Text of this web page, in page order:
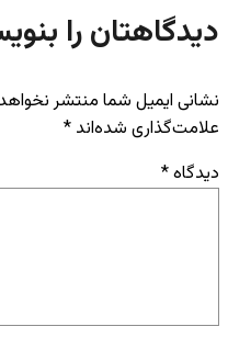
دیدگاهتان را
نشانی ایمیل شما منتشر
علامت‌گذاری شده‌اند *
دیدگاه*